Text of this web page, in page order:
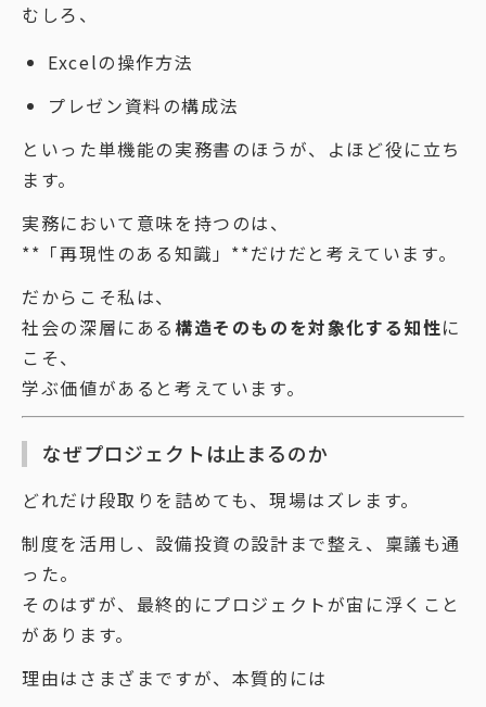
むしろ、
Excelの操作方法
プレゼン資料の構成法
といった単機能の実務書のほうが、よほど役に立ち
ます。
実務において意味を持つのは、
**「再現性のある知識」**だけだと考えています。
だからこそ私は、
社会の深層にある構造そのものを対象化する知性に
こそ、
学ぶ価値があると考えています。
なぜプロジェクトは止まるのか
どれだけ段取りを詰めても、現場はズレます。
制度を活用し、設備投資の設計まで整え、稟議も通
った。
そのはずが、最終的にプロジェクトが宙に浮くこと
があります。
理由はさまざまですが、本質的には